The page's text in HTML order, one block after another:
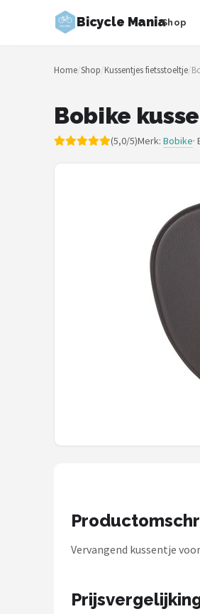
Bicycle ManiaShop
Zoeken
NAVIGATIE
Merken
BBB Cycling
Home/Shop/Kussentjes fietsstoeltje/
Bobike
(5,0/5)Merk: Bobike
Vervangend kussentje